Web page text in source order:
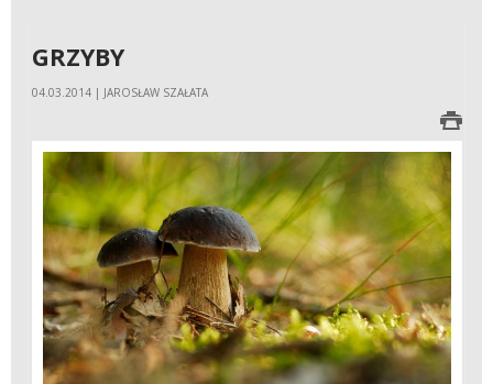
GRZYBY
04.03.2014 | JAROSŁAW SZAŁATA